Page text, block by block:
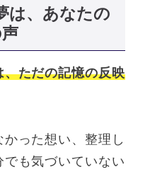
は、あなたの
ただの記憶の反映
った想い、整理し
も気づいていない